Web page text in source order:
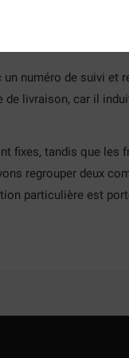
numéro de suivi et
livraison, car il
fixes, tandis que les
regrouper deux
particulière est